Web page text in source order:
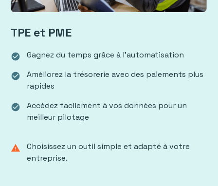
TPE et PME
check_circle Gagnez du temps grâce à l’automatisation
check_circle
Améliorez la trésorerie avec des paiements plus
rapides
check_circle
Accédez facilement à vos données pour un
meilleur pilotage
warning
Choisissez un outil simple et adapté à votre
entreprise.